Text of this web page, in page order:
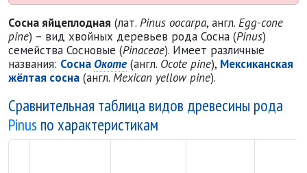
Сосна яйцеплодная (лат. Pinus oocarpa, англ. Egg-cone
pine) – вид хвойных деревьев рода Сосна (Pinus)
семейства Сосновые (Pinaceae). Имеет различные
названия: Сосна Окоте (англ. Ocote pine), Мексиканская
жёлтая сосна (англ. Mexican yellow pine).
Сравнительная таблица видов древесины рода
Pinus по характеристикам